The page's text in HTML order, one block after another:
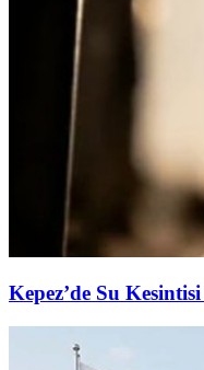
Kepez’de Su